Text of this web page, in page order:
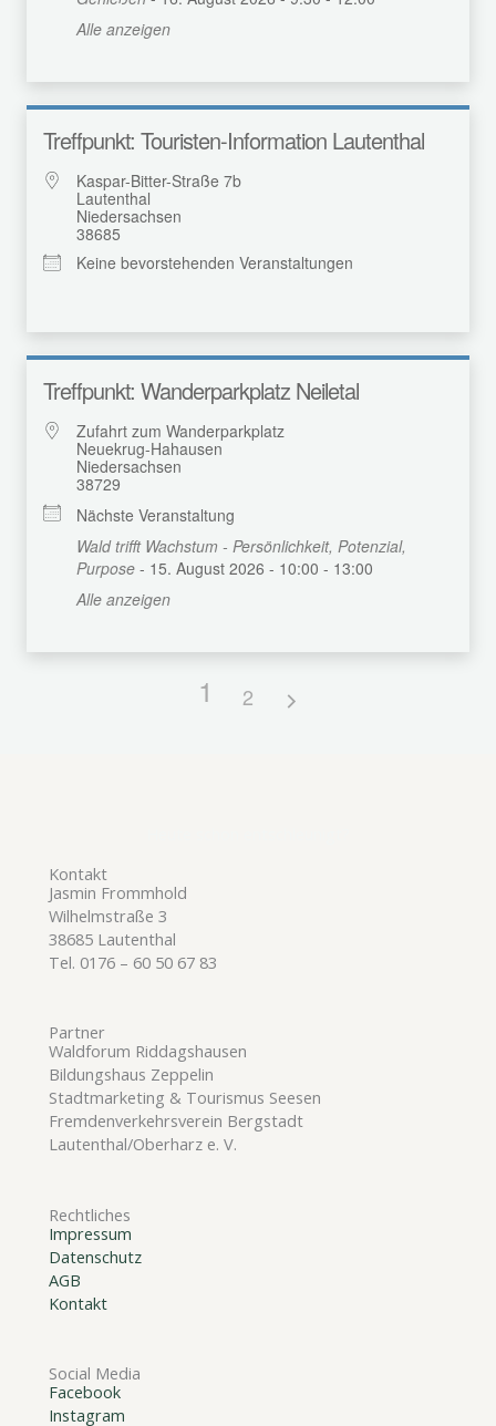
Alle anzeigen
Treffpunkt: Touristen-Information Lautenthal
Kaspar-Bitter-Straße 7b
Lautenthal
Niedersachsen
38685
Keine bevorstehenden Veranstaltungen
Treffpunkt: Wanderparkplatz Neiletal
Zufahrt zum Wanderparkplatz
Neuekrug-Hahausen
Niedersachsen
38729
Nächste Veranstaltung
Wald trifft Wachstum - Persönlichkeit, Potenzial,
Purpose - 15. August 2026 - 10:00 - 13:00
Alle anzeigen
1 2
Kontakt
Jasmin Frommhold
Wilhelmstraße 3
38685 Lautenthal
Tel. 0176 – 60 50 67 83
Partner
Waldforum Riddagshausen
Bildungshaus Zeppelin
Stadtmarketing & Tourismus Seesen
Fremdenverkehrsverein Bergstadt
Lautenthal/Oberharz e. V.
Rechtliches
Impressum
Datenschutz
AGB
Kontakt
Social Media
Facebook
Instagram